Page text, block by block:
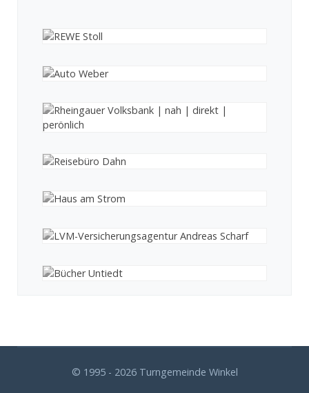
© 1995 - 2026 Turngemeinde Winkel